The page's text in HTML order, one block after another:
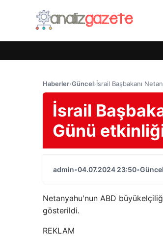
Haberler›Güncel›İsrail Başbakanı
İsrail
Günü
admin•04.07.2024 23:50•
Netanyahu'nun ABD
gösterildi.
REKLAM